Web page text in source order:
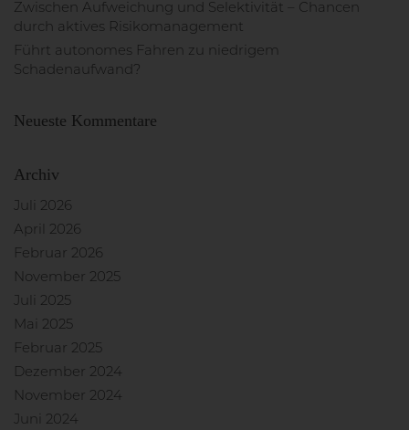
Zwischen Aufweichung und Selektivität – Chancen
durch aktives Risikomanagement
Führt autonomes Fahren zu niedrigem
Schadenaufwand?
Neueste Kommentare
Archiv
Juli 2026
April 2026
Februar 2026
November 2025
Juli 2025
Mai 2025
Februar 2025
Dezember 2024
November 2024
Juni 2024